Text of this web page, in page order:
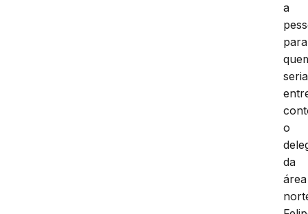
a
para
seria
o
da
área